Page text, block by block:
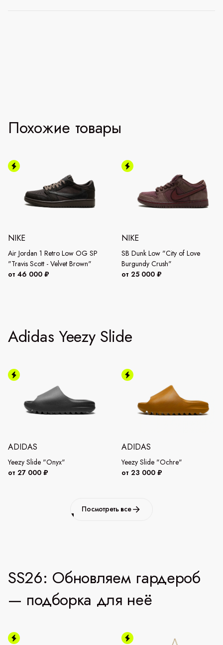
Похожие товары
NIKE
Air Jordan 1 Retro Low OG SP
"Travis Scott - Velvet Brown"
от 46 000 ₽
NIKE
SB Dunk Low "City of Love
Burgundy Crush"
от 25 000 ₽
Adidas Yeezy Slide
ADIDAS
Yeezy Slide "Onyx"
от 27 000 ₽
ADIDAS
Yeezy Slide "Ochre"
от 23 000 ₽
Посмотреть все
SS26: Обновляем гардероб
— подборка для неё